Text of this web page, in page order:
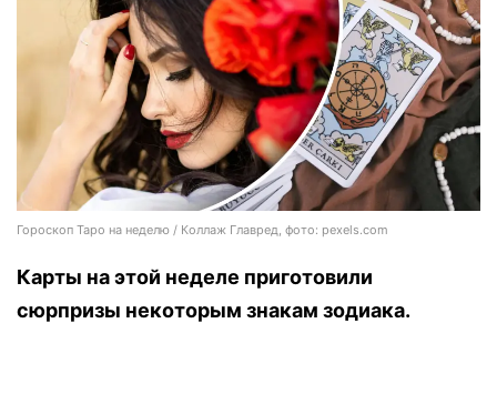
Гороскоп Таро на неделю / Коллаж Главред, фото: pexels.com
Карты на этой неделе приготовили
сюрпризы некоторым знакам зодиака.